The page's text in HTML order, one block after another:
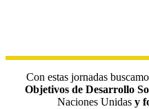
Con estas jornadas
Objetivos de Desarrollo
Naciones Unidas y